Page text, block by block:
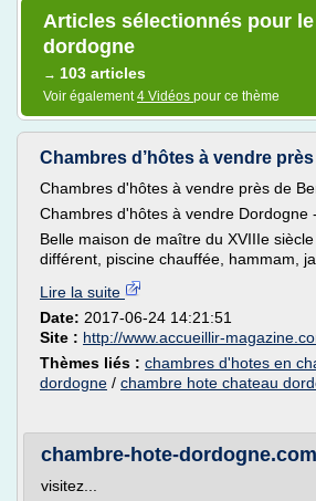
Articles sélectionnés pour
dordogne
→ 103 articles
Voir également4 Vidéos pour ce thème
Chambres d’hôtes à vendre
Chambres d'hôtes à vendre près de
Chambres d'hôtes à vendre Dordogne
Belle maison de maître du XVIIIe
différent, piscine chauffée, hammam,
Lire la suite
Date: 2017-06-24 14:21:51
Site : http://www.accueillir-
Thèmes liés : chambres d'hotes en
dordogne / chambre hote chateau
chambre-hote-
visitez...